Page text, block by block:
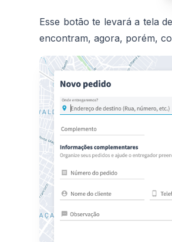
Esse botão te levará a tela de
encontram, agora, porém,